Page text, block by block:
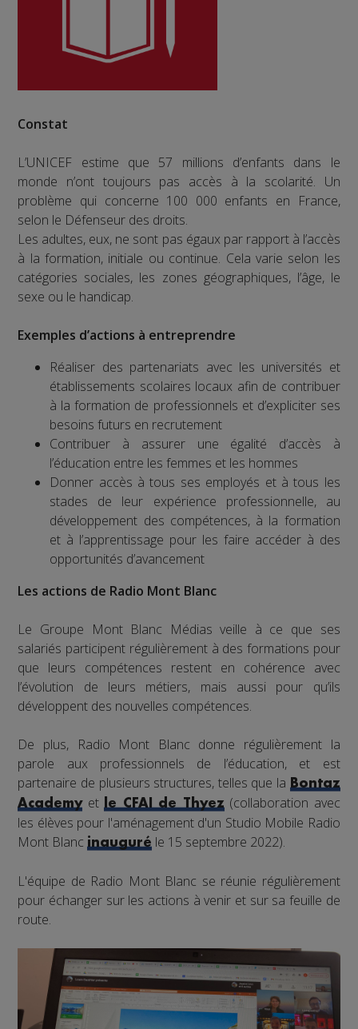
Constat
L’UNICEF estime que 57 millions d’enfants dans le
monde n’ont toujours pas accès à la scolarité. Un
problème qui concerne 100 000 enfants en France,
selon le Défenseur des droits.
Les adultes, eux, ne sont pas égaux par rapport à l’accès
à la formation, initiale ou continue. Cela varie selon les
catégories sociales, les zones géographiques, l’âge, le
sexe ou le handicap.
Exemples d’actions à entreprendre
Réaliser des partenariats avec les universités et
établissements scolaires locaux afin de contribuer
à la formation de professionnels et d’expliciter ses
besoins futurs en recrutement
Contribuer à assurer une égalité d’accès à
l’éducation entre les femmes et les hommes
Donner accès à tous ses employés et à tous les
stades de leur expérience professionnelle, au
développement des compétences, à la formation
et à l’apprentissage pour les faire accéder à des
opportunités d’avancement
Les actions de Radio Mont Blanc
Le Groupe Mont Blanc Médias veille à ce que ses
salariés participent régulièrement à des formations pour
que leurs compétences restent en cohérence avec
l’évolution de leurs métiers, mais aussi pour qu’ils
développent des nouvelles compétences.
De plus, Radio Mont Blanc donne régulièrement la
parole aux professionnels de l’éducation, et est
partenaire de plusieurs structures, telles que la Bontaz
Academyetle CFAI de Thyez(collaboration avec
les élèves pour l'aménagement d'un Studio Mobile Radio
Mont Blancinauguré le 15 septembre 2022).
L'équipe de Radio Mont Blanc se réunie régulièrement
pour échanger sur les actions à venir et sur sa feuille de
route.